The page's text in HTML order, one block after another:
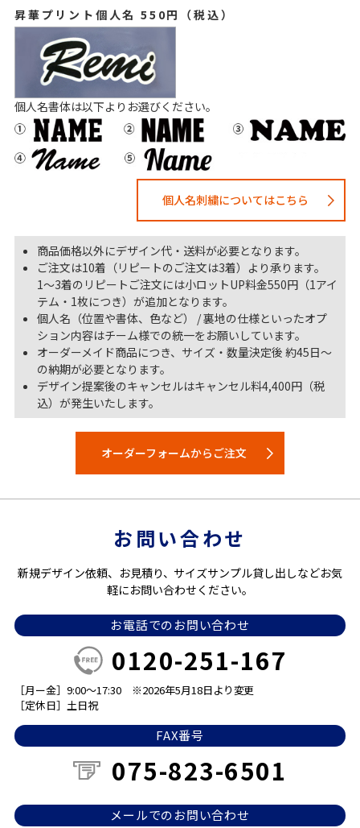
昇華プリント個人名 550円（税込）
個人名書体は以下よりお選びください。
個人名刺繍についてはこちら
商品価格以外にデザイン代・送料が必要となります。
ご注文は10着（リピートのご注文は3着）より承ります。
1～3着のリピートご注文には小ロットUP料金550円（1アイ
テム・1枚につき）が追加となります。
個人名（位置や書体、色など） / 裏地の仕様といったオプ
ション内容はチーム様での統一をお願いしています。
オーダーメイド商品につき、サイズ・数量決定後 約45日～
の納期が必要となります。
デザイン提案後のキャンセルはキャンセル料4,400円（税
込）が発生いたします。
オーダーフォームからご注文
お問い合わせ
新規デザイン依頼、お見積り、サイズサンプル貸し出しなどお気
軽にお問い合わせください。
お電話でのお問い合わせ
0120-251-167
［月ー金］9:00～17:30
※2026年5月18日より変更
［定休日］土日祝
FAX番号
075-823-6501
メールでのお問い合わせ